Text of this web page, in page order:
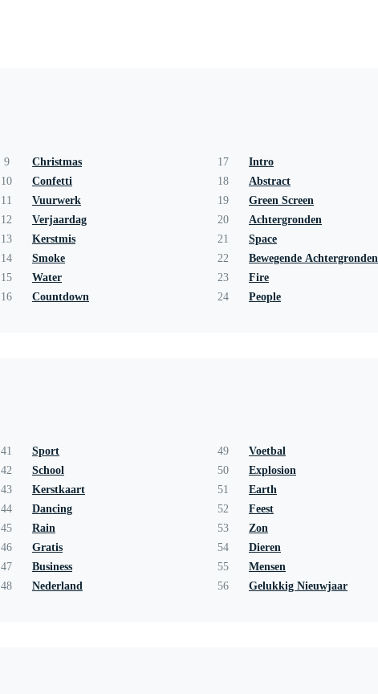
9
Christmas
10
Confetti
11
Vuurwerk
12
Verjaardag
13
Kerstmis
14
Smoke
15
Water
16
Countdown
17
Intro
18
Abstract
19
Green Screen
20
Achtergronden
21
Space
22
Bewegende Achtergronden
23
Fire
24
People
41
Sport
42
School
43
Kerstkaart
44
Dancing
45
Rain
46
Gratis
47
Business
48
Nederland
49
Voetbal
50
Explosion
51
Earth
52
Feest
53
Zon
54
Dieren
55
Mensen
56
Gelukkig Nieuwjaar